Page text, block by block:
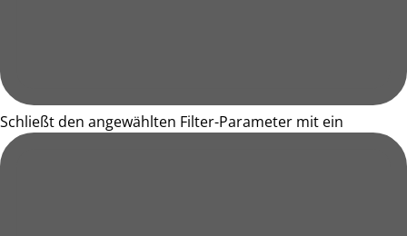
Schließt den angewählten Filter-Parameter mit ein